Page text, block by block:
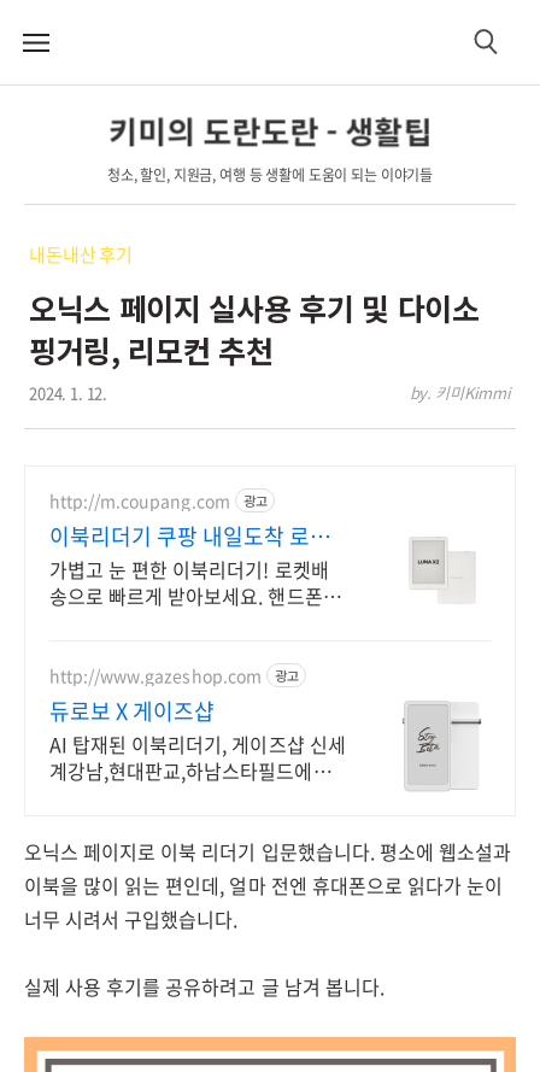
메
검
키미의 도란도란 - 생활팁
청소, 할인, 지원금, 여행 등 생활에 도움이 되는 이야기들
내돈내산 후기
오닉스 페이지 실사용 후기 및 다이소
핑거링, 리모컨 추천
2024. 1. 12. by. 키미Kimmi
http://m.coupang.com 광고
이북리더기 쿠팡 내일도착 로켓
배송
가볍고 눈 편한 이북리더기! 로켓배
송으로 빠르게 받아보세요. 핸드폰 대
http://www.gazeshop.com 광고
듀로보 X 게이즈샵
AI 탑재된 이북리더기, 게이즈샵 신세
계강남,현대판교,하남스타필드에서
오닉스 페이지로 이북 리더기 입문했습니다. 평소에 웹소설과
이북을 많이 읽는 편인데, 얼마 전엔 휴대폰으로 읽다가 눈이
너무 시려서 구입했습니다.
실제 사용 후기를 공유하려고 글 남겨 봅니다.